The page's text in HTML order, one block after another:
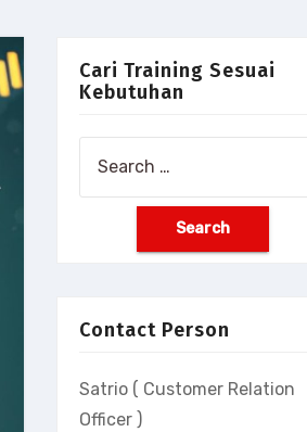
Cari Training Sesuai
Kebutuhan
Contact Person
Satrio ( Customer Relation
Officer )